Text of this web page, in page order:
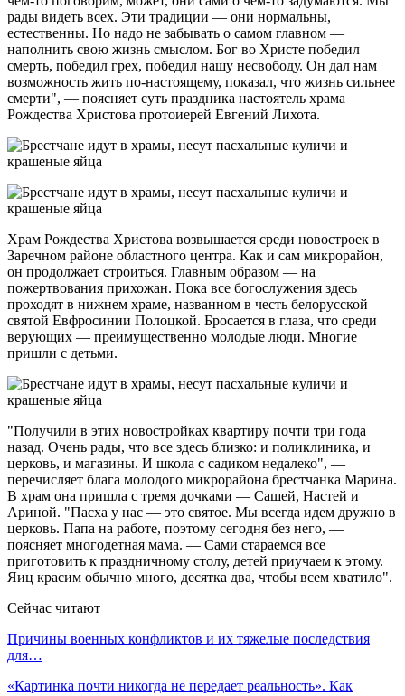
рады видеть всех. Эти традиции — они нормальны,
естественны. Но надо не забывать о самом главном —
наполнить свою жизнь смыслом. Бог во Христе победил
смерть, победил грех, победил нашу несвободу. Он дал нам
возможность жить по-настоящему, показал, что жизнь сильнее
смерти", — поясняет суть праздника настоятель храма
Рождества Христова протоиерей Евгений Лихота.
Храм Рождества Христова возвышается среди новостроек в
Заречном районе областного центра. Как и сам микрорайон,
он продолжает строиться. Главным образом — на
пожертвования прихожан. Пока все богослужения здесь
проходят в нижнем храме, названном в честь белорусской
святой Евфросинии Полоцкой. Бросается в глаза, что среди
верующих — преимущественно молодые люди. Многие
пришли с детьми.
"Получили в этих новостройках квартиру почти три года
назад. Очень рады, что все здесь близко: и поликлиника, и
церковь, и магазины. И школа с садиком недалеко", —
перечисляет блага молодого микрорайона брестчанка Марина.
В храм она пришла с тремя дочками — Сашей, Настей и
Ариной. "Пасха у нас — это святое. Мы всегда идем дружно в
церковь. Папа на работе, поэтому сегодня без него, —
поясняет многодетная мама. — Сами стараемся все
приготовить к праздничному столу, детей приучаем к этому.
Яиц красим обычно много, десятка два, чтобы всем хватило".
Сейчас читают
Причины военных конфликтов и их тяжелые последствия
для…
«Картинка почти никогда не передает реальность». Как